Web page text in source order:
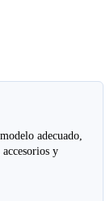
adecuado,
y